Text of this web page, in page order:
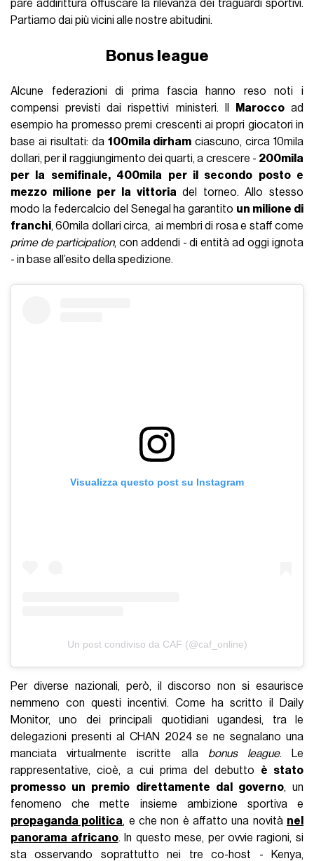
pare addirittura offuscare la rilevanza dei traguardi sportivi.
Partiamo dai più vicini alle nostre abitudini.
Bonus league
Alcune federazioni di prima fascia hanno reso noti i
compensi previsti dai rispettivi ministeri. Il
Maroccoad
esempio ha promesso premi crescenti ai propri giocatori in
base ai risultati: da 100mila dirham ciascuno, circa 10mila
dollari, per il raggiungimento dei quarti, a crescere - 200mila
per la semifinale, 400mila per il secondo posto e
mezzo milione per la vittoria del torneo. Allo stesso
modo la federcalcio del Senegal ha garantito un milione di
franchi, 60mila dollari circa, ai membri di rosa e staff come
prime de participation, con addendi - di entità ad oggi ignota
- in base all’esito della spedizione.
Visualizza questo post su Instagram
Un post condiviso da CAF (@caf_online)
Per diverse nazionali, però, il discorso non si esaurisce
nemmeno con questi incentivi. Come ha scritto il Daily
Monitor, uno dei principali quotidiani ugandesi, tra le
delegazioni presenti al CHAN 2024 se ne segnalano una
manciata virtualmente iscritte alla bonus league. Le
rappresentative, cioè, a cui prima del debutto è stato
promesso un premio direttamente dal governo, un
fenomeno che mette insieme ambizione sportiva e
propaganda politica, e che non è affatto una novità nel
panorama africano. In questo mese, per ovvie ragioni, si
sta osservando soprattutto nei tre co-host - Kenya,